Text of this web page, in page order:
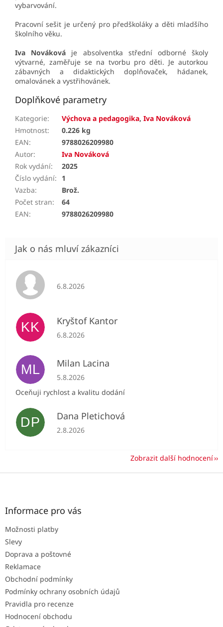
vybarvování.
Pracovní sešit je určený pro předškoláky a děti mladšího
školního věku.
Iva Nováková je absolventka střední odborné školy
výtvarné, zaměřuje se na tvorbu pro děti. Je autorkou
zábavných a didaktických doplňovaček, hádanek,
omalovánek a vystřihovánek.
Doplňkové parametry
Kategorie: Výchova a pedagogika, Iva Nováková
Hmotnost:
0.226 kg
EAN:
9788026209980
Autor:
Iva Nováková
Rok vydání:
2025
Číslo vydání:
1
Vazba:
Brož.
Počet stran:
64
EAN: 9788026209980
Hodnocení obchodu je 5 z 5 hvězdiček.
6.8.2026
KK Kryštof Kantor
Hodnocení obchodu je 5 z 5 hvězdiček.
6.8.2026
ML Milan Lacina
Hodnocení obchodu je 5 z 5 hvězdiček.
5.8.2026
Oceňuji rychlost a kvalitu dodání
DP Dana Pletichová
Hodnocení obchodu je 5 z 5 hvězdiček.
2.8.2026
Zobrazit další hodnocení
Z
Informace pro vás
Možnosti platby
Slevy
Doprava a poštovné
Reklamace
Obchodní podmínky
Podmínky ochrany osobních údajů
Pravidla pro recenze
Hodnocení obchodu